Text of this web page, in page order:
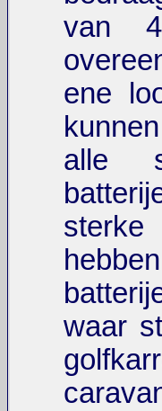
van
ene
alle
sterke
waar